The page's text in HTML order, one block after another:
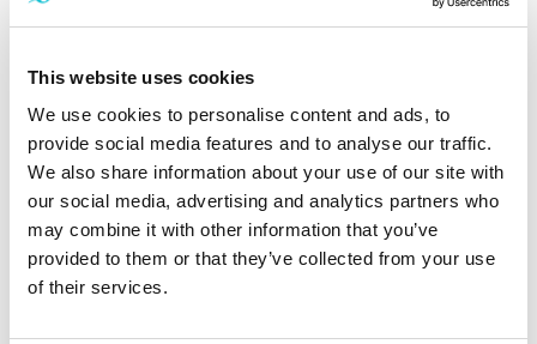
This website uses cookies
We use cookies to personalise content and ads, to
provide social media features and to analyse our traffic.
We also share information about your use of our site with
our social media, advertising and analytics partners who
may combine it with other information that you’ve
provided to them or that they’ve collected from your use
of their services.
沙敦
山竹镇
1
丽贝岛
泰国 > 沙敦
2
布隆岛